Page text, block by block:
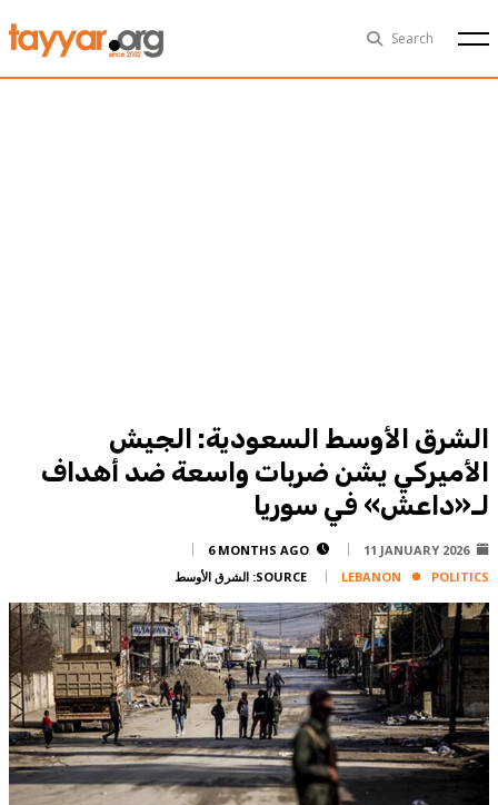
Search
Thu, Aug 6th 29°C
FPM
Services
Horoscope
Polls
Jobs
Writers
الشرق الأوسط السعودية: الجيش
الأميركي يشن ضربات واسعة ضد أهداف
لـ«داعش» في سوريا
11 JANUARY 2026
6 MONTHS AGO
LEBANON
POLITICS
SOURCE: الشرق الأوسط